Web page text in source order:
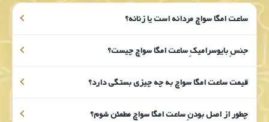
ساعت امگا سواچ مردانه است یا زنانه؟
جنسِ بایوسرامیکِ ساعت امگا سواچ چیست؟
قیمت ساعت امگا سواچ به چه چیزی بستگی دارد؟
چطور از اصل بودنِ ساعت امگا سواچ مطمئن شوم؟